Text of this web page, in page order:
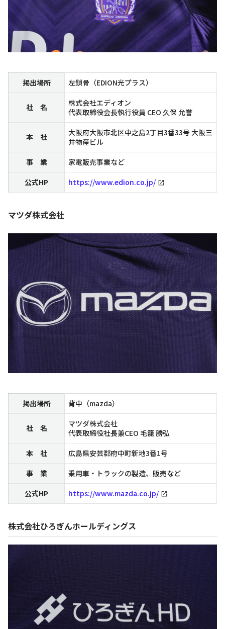
掲出場所 左鎖骨（EDION光プラス）
社 名
株式会社エディオン
代表取締役会長執行役員 CEO 久保 允誉
本 社
大阪府大阪市北区中之島2丁目3番33号 大阪三
井物産ビル
事 業
家電販売事業など
公式HP
https://www.edion.co.jp/
マツダ株式会社
掲出場所 背中（mazda）
社 名
マツダ株式会社
代表取締役社長兼CEO 毛籠 勝弘
本 社
広島県安芸郡府中町新地3番1号
事 業
乗用車・トラックの製造、販売など
公式HP
https://www.mazda.co.jp/
株式会社ひろぎんホールディングス